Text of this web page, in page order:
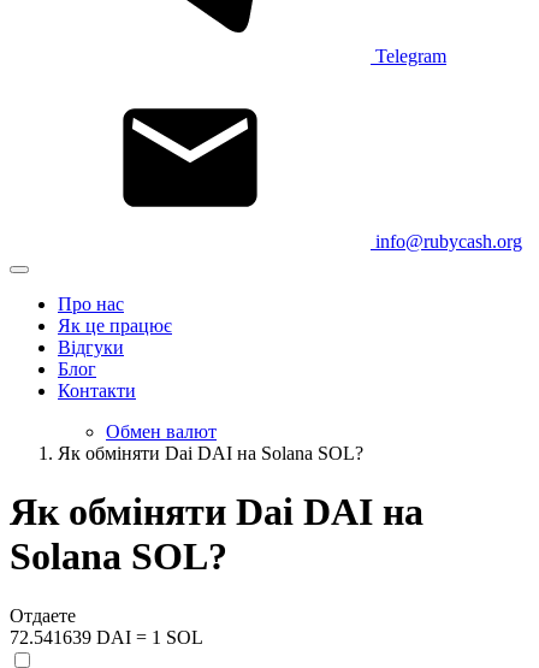
Telegram
info@rubycash.org
Про нас
Як це працює
Відгуки
Блог
Контакти
Обмен валют
Як обміняти Dai DAI на Solana SOL?
Як обміняти Dai DAI на
Solana SOL?
Отдаете
72.541639 DAI = 1 SOL